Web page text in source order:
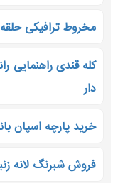
مخروط ترافیکی
کله قندی راهنمایی
دار
خرید پارچه اسپان
فروش شبرنگ لانه